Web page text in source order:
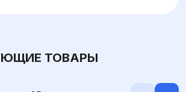
ТОВАРЫ